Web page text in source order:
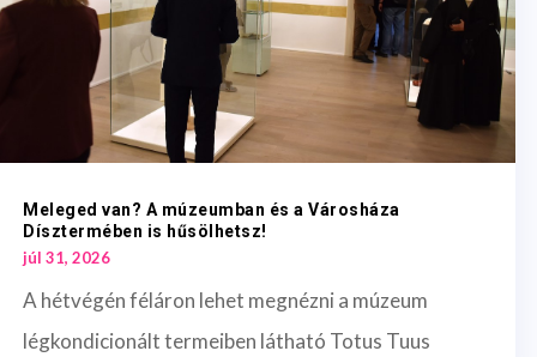
Meleged van? A múzeumban és a Városháza
Dísztermében is hűsölhetsz!
júl 31, 2026
A hétvégén féláron lehet megnézni a múzeum
légkondicionált termeiben látható Totus Tuus